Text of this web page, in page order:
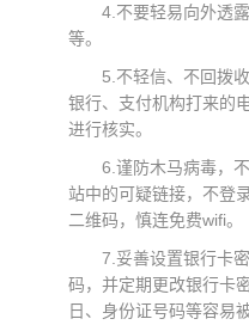
4.不要轻易向外透
等。
5.不轻信、不回拨
银行、支付机构打来的
进行核实。
6.谨防木马病毒，
站中的可疑链接，不登
二维码，慎连免费wifi。
7.妥善设置银行卡
码，并定期更改银行卡
日、身份证号码等容易